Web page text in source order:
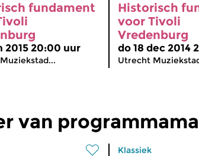
fundament
2015 20:00 uur
Historisch
voor Tivoli
Vredenburg
do 18 dec 2014
Utrecht
van
Klassiek